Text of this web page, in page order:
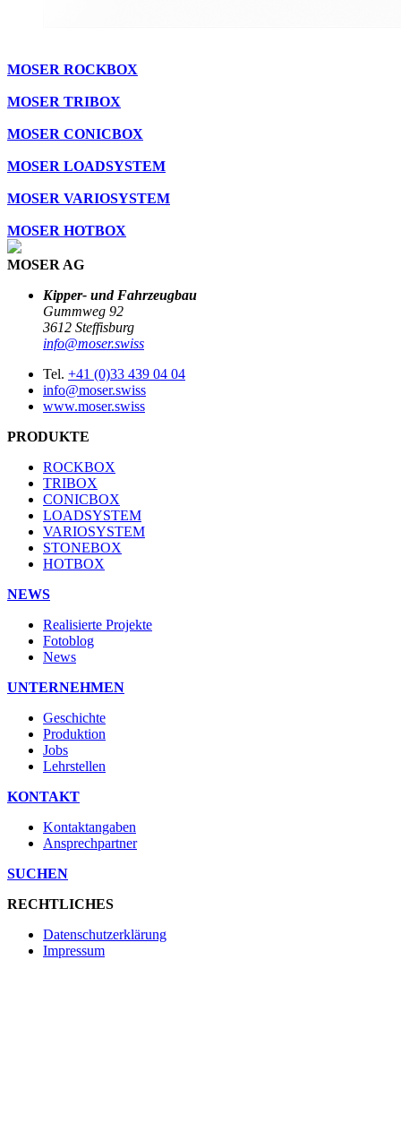
MOSER ROCKBOX
MOSER TRIBOX
MOSER CONICBOX
MOSER LOADSYSTEM
MOSER VARIOSYSTEM
MOSER HOTBOX
MOSER AG
Kipper- und Fahrzeugbau
Gummweg 92
3612 Steffisburg
info@moser.swiss
Tel. +41 (0)33 439 04 04
info@moser.swiss
www.moser.swiss
PRODUKTE
ROCKBOX
TRIBOX
CONICBOX
LOADSYSTEM
VARIOSYSTEM
STONEBOX
HOTBOX
NEWS
Realisierte Projekte
Fotoblog
News
UNTERNEHMEN
Geschichte
Produktion
Jobs
Lehrstellen
KONTAKT
Kontaktangaben
Ansprechpartner
SUCHEN
RECHTLICHES
Datenschutzerklärung
Impressum